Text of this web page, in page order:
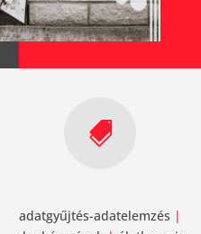

adatgyűjtés-adatelemzés |